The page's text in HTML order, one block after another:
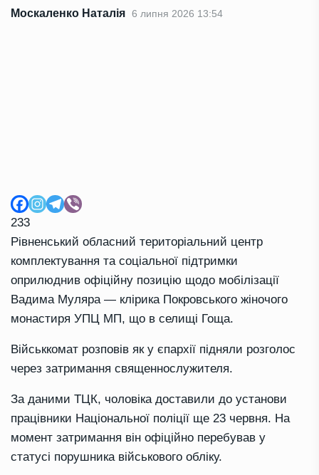
Москаленко Наталія 6 липня 2026 13:54
233
Рівненський обласний територіальний центр
комплектування та соціальної підтримки
оприлюднив офіційну позицію щодо мобілізації
Вадима Муляра — клірика Покровського жіночого
монастиря УПЦ МП, що в селищі Гоща.
Військкомат розповів як у єпархії підняли розголос
через затримання священнослужителя.
За даними ТЦК, чоловіка доставили до установи
працівники Національної поліції ще 23 червня. На
момент затримання він офіційно перебував у
статусі порушника військового обліку.